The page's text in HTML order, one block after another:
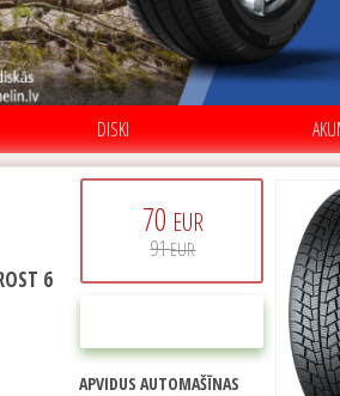
DISKI
70 EUR
91EUR
6
APVIDUS AUTOMAŠĪNAS